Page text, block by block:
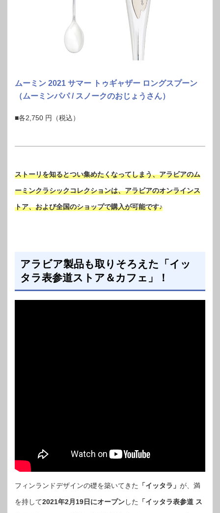
ムーミン 2021 サマー トゥギャザー ロングスプーン
（ムーミンパパ / スノークのおじょうさん）
■各2,750 円（税込）
ストーリを知るとつい集めたくなってしまう、アラビアのム
ーミンクラシックコレクションは、アラビアのオンラインス
トア、および全国のショップで購入が可能です♪
アラビア製品も取りそろえた「イッ
タラ表参道ストア＆カフェ」！
フィンランドデザインの礎を築いてきた 「イッタラ」 が、満
を持して2021年2月19日にオープンした 「イッタラ表参道 ス